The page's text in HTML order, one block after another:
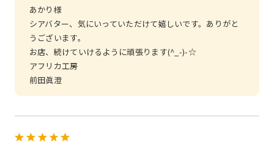
あかり様
シアバター、気にいっていただけて嬉しいです。ありがと
うございます。
お店、続けていけるように頑張ります(^_-)-☆
アフリカ工房
前田眞澄